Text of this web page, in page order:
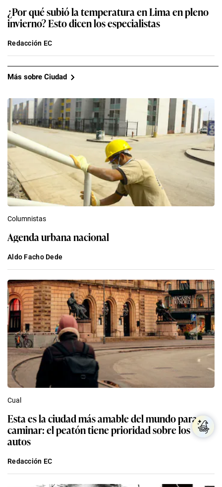
¿Por qué subió la temperatura en Lima en pleno
invierno? Esto dicen los especialistas
Redacción EC
Más sobre Ciudad
Columnistas
Agenda urbana nacional
Aldo Facho Dede
Cual
Esta es la ciudad más amable del mundo para
caminar: el peatón tiene prioridad sobre los
autos
Redacción EC